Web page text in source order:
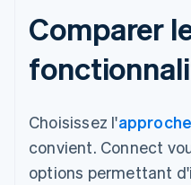
Comparer
Choisissez l'
convient. Connect
options permettant